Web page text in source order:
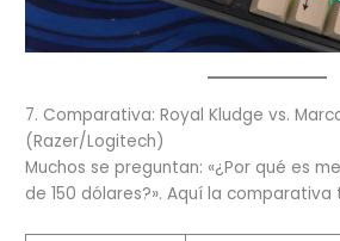
7. Comparativa: Royal Kludge vs.
(Razer/Logitech)
Muchos se preguntan: «¿Por qué es
de 150 dólares?». Aquí la comparativa